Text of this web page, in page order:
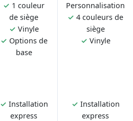
✓ 1 couleur
de siège
✓ Vinyle
✓ Options de
base
Personnalisation
✓ 4 couleurs de
siège
✓ Vinyle
✓ Installation
express
✓ Installation
express